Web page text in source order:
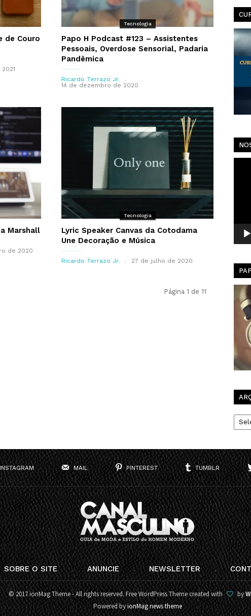
de Couro
Tecnologia
Papo H Podcast #123 – Assistentes
Pessoais, Overdose Sensorial, Padaria
Pandêmica
Ricardo Terrazo Jr.
14 de dezembro de 2020
Marshall
de 2020
Tecnologia
Lyric Speaker Canvas da Cotodama
Une Decoração e Música
Ricardo Terrazo Jr. 27 de julho de 2020
Página 1 de 11
MAIL PINTEREST TUMBLR
SOBRE O SITE ANUNCIE NEWSLETTER
© 2017 ionMag Theme - All rights reserved. Free WordPress Theme created with by
Powered byionMag news theme